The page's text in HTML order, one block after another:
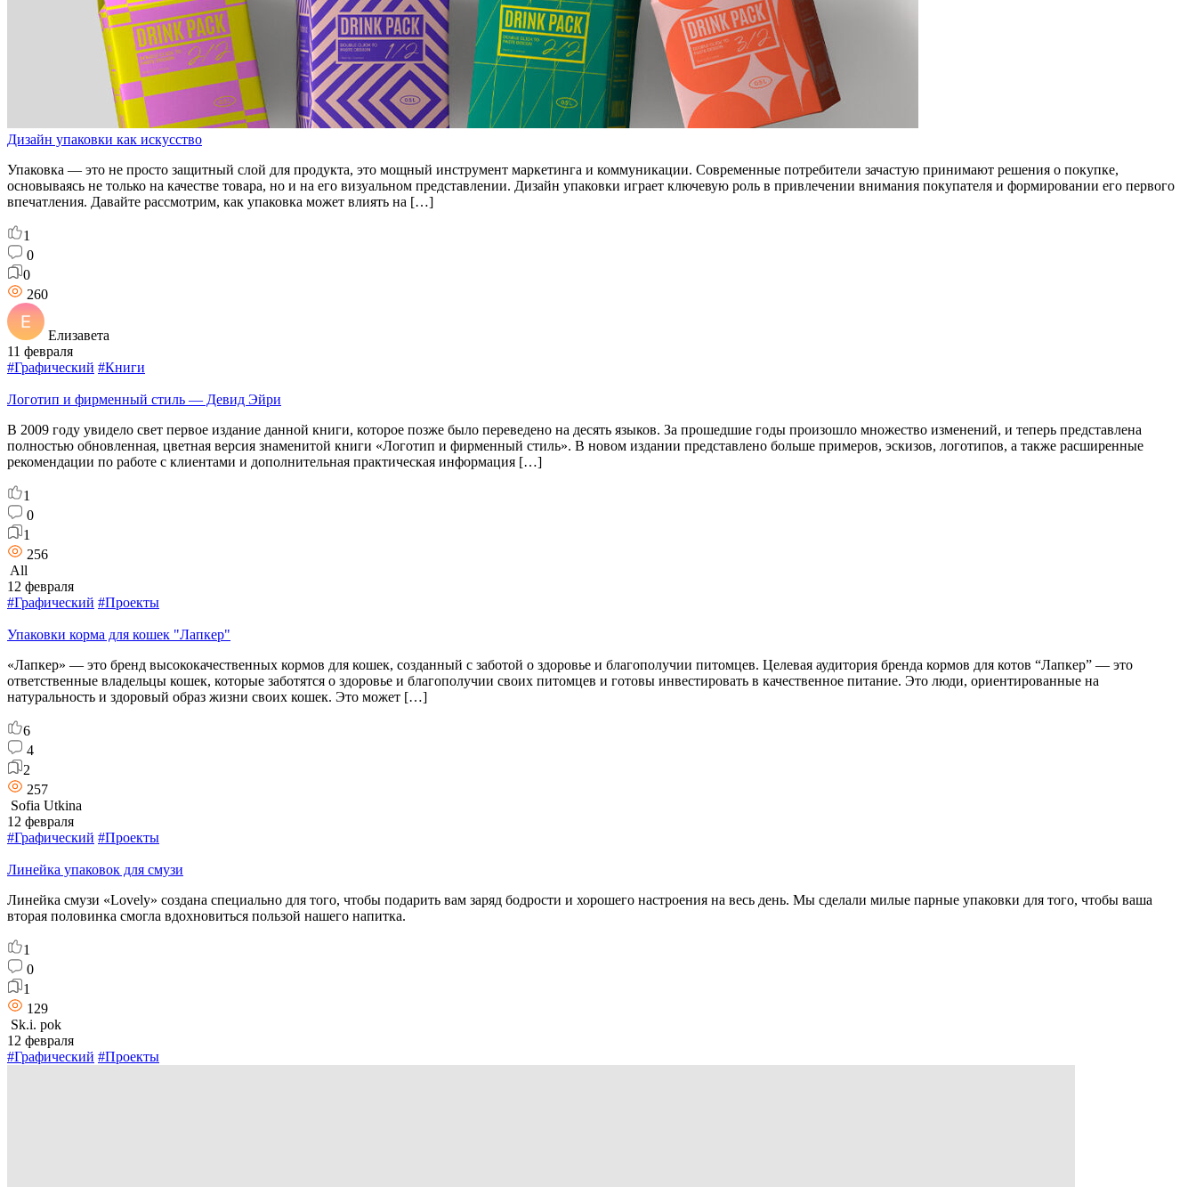
Дизайн упаковки как искусство
Упаковка — это не просто защитный слой для продукта, это мощный инструмент маркетинга и коммуникации. Современные потребители зачастую принимают решения о покупке,
основываясь не только на качестве товара, но и на его визуальном представлении. Дизайн упаковки играет ключевую роль в привлечении внимания покупателя и формировании его первого
впечатления. Давайте рассмотрим, как упаковка может влиять на […]
1
0
0
260
Елизавета
11 февраля
#Графический #Книги
Логотип и фирменный стиль — Девид Эйри
В 2009 году увидело свет первое издание данной книги, которое позже было переведено на десять языков. За прошедшие годы произошло множество изменений, и теперь представлена
полностью обновленная, цветная версия знаменитой книги «Логотип и фирменный стиль». В новом издании представлено больше примеров, эскизов, логотипов, а также расширенные
рекомендации по работе с клиентами и дополнительная практическая информация […]
1
0
1
256
All
12 февраля
#Графический #Проекты
Упаковки корма для кошек "Лапкер"
«Лапкер» — это бренд высококачественных кормов для кошек, созданный с заботой о здоровье и благополучии питомцев. Целевая аудитория бренда кормов для котов “Лапкер” — это
ответственные владельцы кошек, которые заботятся о здоровье и благополучии своих питомцев и готовы инвестировать в качественное питание. Это люди, ориентированные на
натуральность и здоровый образ жизни своих кошек. Это может […]
6
4
2
257
Sofia Utkina
12 февраля
#Графический #Проекты
Линейка упаковок для смузи
Линейка смузи «Lovely» создана специально для того, чтобы подарить вам заряд бодрости и хорошего настроения на весь день. Мы сделали милые парные упаковки для того, чтобы ваша
вторая половинка смогла вдохновиться пользой нашего напитка.
1
0
1
129
Sk.i. pok
12 февраля
#Графический #Проекты